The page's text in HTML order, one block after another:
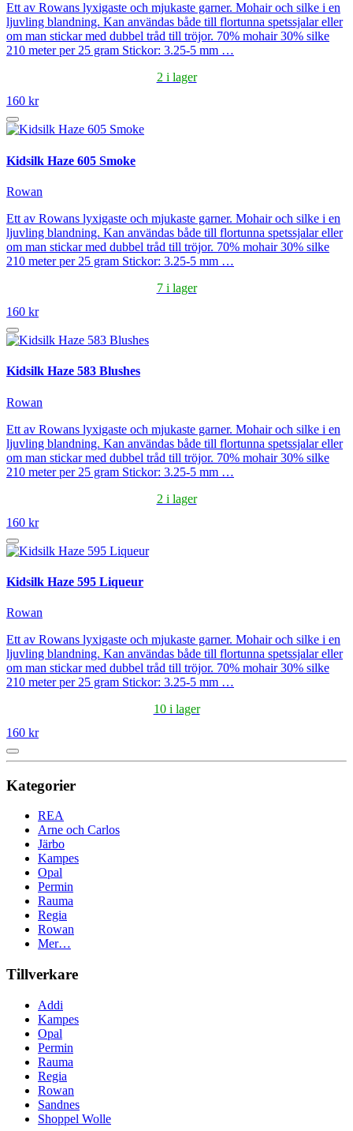
Ett av Rowans lyxigaste och mjukaste garner. Mohair och silke i en
ljuvling blandning. Kan användas både till flortunna spetssjalar eller
om man stickar med dubbel tråd till tröjor. 70% mohair 30% silke
210 meter per 25 gram Stickor: 3.25-5 mm …
2 i lager
160 kr
Kidsilk Haze 605 Smoke
Rowan
Ett av Rowans lyxigaste och mjukaste garner. Mohair och silke i en
ljuvling blandning. Kan användas både till flortunna spetssjalar eller
om man stickar med dubbel tråd till tröjor. 70% mohair 30% silke
210 meter per 25 gram Stickor: 3.25-5 mm …
7 i lager
160 kr
Kidsilk Haze 583 Blushes
Rowan
Ett av Rowans lyxigaste och mjukaste garner. Mohair och silke i en
ljuvling blandning. Kan användas både till flortunna spetssjalar eller
om man stickar med dubbel tråd till tröjor. 70% mohair 30% silke
210 meter per 25 gram Stickor: 3.25-5 mm …
2 i lager
160 kr
Kidsilk Haze 595 Liqueur
Rowan
Ett av Rowans lyxigaste och mjukaste garner. Mohair och silke i en
ljuvling blandning. Kan användas både till flortunna spetssjalar eller
om man stickar med dubbel tråd till tröjor. 70% mohair 30% silke
210 meter per 25 gram Stickor: 3.25-5 mm …
10 i lager
160 kr
Kategorier
REA
Arne och Carlos
Järbo
Kampes
Opal
Permin
Rauma
Regia
Rowan
Mer…
Tillverkare
Addi
Kampes
Opal
Permin
Rauma
Regia
Rowan
Sandnes
Shoppel Wolle